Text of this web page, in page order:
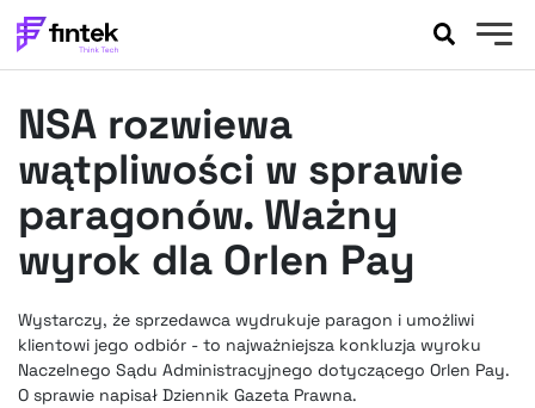
BANKOWOŚĆ
EVENTY
FELIETONY
WYWIADY
LEGAL
FINTEKEXTRA
OKIEM EKSPERTA
NSA rozwiewa
wątpliwości w sprawie
paragonów. Ważny
wyrok dla Orlen Pay
Wystarczy, że sprzedawca wydrukuje paragon i umożliwi
klientowi jego odbiór - to najważniejsza konkluzja wyroku
Naczelnego Sądu Administracyjnego dotyczącego Orlen Pay.
O sprawie napisał Dziennik Gazeta Prawna.